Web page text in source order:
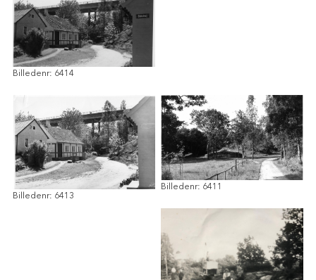
Billedenr: 6414
Billedenr: 6413
Billedenr: 6411